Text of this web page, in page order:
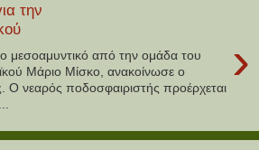
την
›
μεσοαμυντικό από την ομάδα του
Μάριο Μίσκο, ανακοίνωσε ο
Ο νεαρός ποδοσφαιριστής προέρχεται